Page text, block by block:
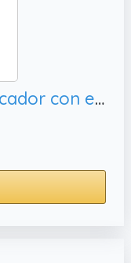
IRONCK Escritorio de tocador con espejo iluminado LED y toma de corriente, color negro